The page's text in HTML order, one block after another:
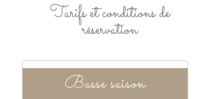
Tarifs et conditions de
réservation
Basse saison